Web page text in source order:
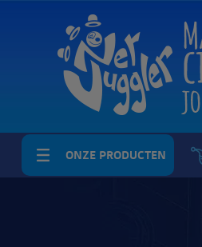
ONZE PRODUCTEN